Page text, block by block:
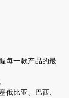
每一款产品的最
俄比亚、巴西、